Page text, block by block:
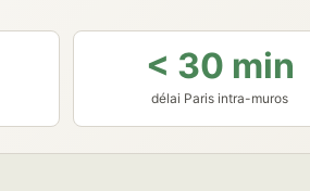
< 30 min
délai Paris intra-muros